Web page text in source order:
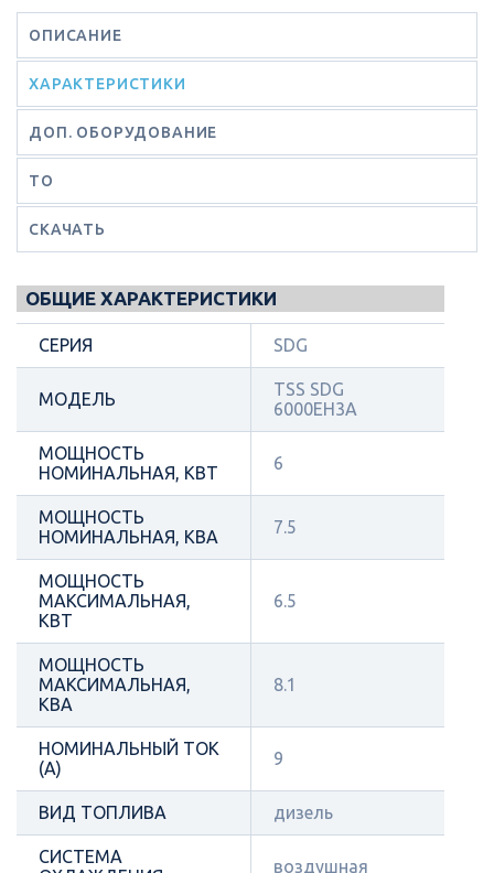
ОПИСАНИЕ
ХАРАКТЕРИСТИКИ
ДОП. ОБОРУДОВАНИЕ
ТО
СКАЧАТЬ
ОБЩИЕ ХАРАКТЕРИСТИКИ
СЕРИЯ SDG
МОДЕЛЬ
TSS SDG
6000EH3A
МОЩНОСТЬ
НОМИНАЛЬНАЯ, КВТ
6
МОЩНОСТЬ
НОМИНАЛЬНАЯ, КВА
7.5
МОЩНОСТЬ
МАКСИМАЛЬНАЯ,
КВТ
6.5
МОЩНОСТЬ
МАКСИМАЛЬНАЯ,
КВА
8.1
НОМИНАЛЬНЫЙ ТОК
(А)
9
ВИД ТОПЛИВА дизель
СИСТЕМА
воздушная